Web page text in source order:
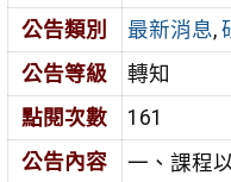
公告類別
最新消息,
公告等級
轉知
點閱次數
161
公告內容
一、課程